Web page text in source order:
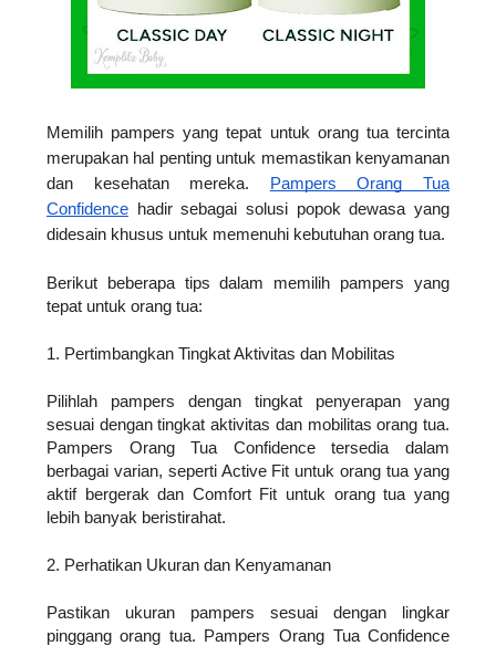
Memilih pampers yang tepat untuk orang tua tercinta
merupakan hal penting untuk memastikan kenyamanan
dan kesehatan mereka.
Pampers Orang Tua
Confidencehadir sebagai solusi popok dewasa yang
didesain khusus untuk memenuhi kebutuhan orang tua.
Berikut beberapa tips dalam memilih pampers yang
tepat untuk orang tua:
1. Pertimbangkan Tingkat Aktivitas dan Mobilitas
Pilihlah pampers dengan tingkat penyerapan yang
sesuai dengan tingkat aktivitas dan mobilitas orang tua.
Pampers Orang Tua Confidence tersedia dalam
berbagai varian, seperti Active Fit untuk orang tua yang
aktif bergerak dan Comfort Fit untuk orang tua yang
lebih banyak beristirahat.
2. Perhatikan Ukuran dan Kenyamanan
Pastikan ukuran pampers sesuai dengan lingkar
pinggang orang tua. Pampers Orang Tua Confidence